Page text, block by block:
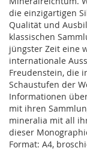
die einzigartigen
Qualität und
klassischen
jüngster Zeit eine
internationale
Freudenstein, die
Schaustufen der
Informationen
mit ihren
mineralia mit all
dieser
Format: A4,